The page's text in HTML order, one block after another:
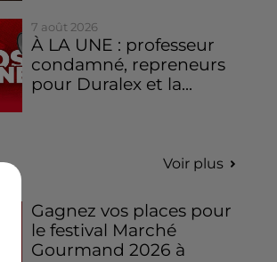
7 août 2026
À LA UNE : professeur
condamné, repreneurs
pour Duralex et la...
Voir plus
Gagnez vos places pour
le festival Marché
Gourmand 2026 à